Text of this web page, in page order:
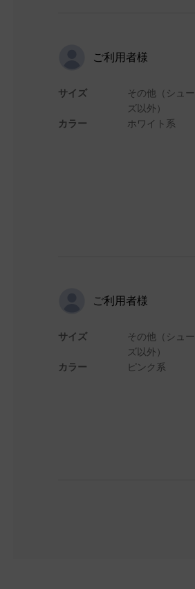
ご利用者様
サイズ
カラー
その他（シュー
ズ以外）
ホワイト系
ご利用者様
サイズ
カラー
その他（シュー
ズ以外）
ピンク系